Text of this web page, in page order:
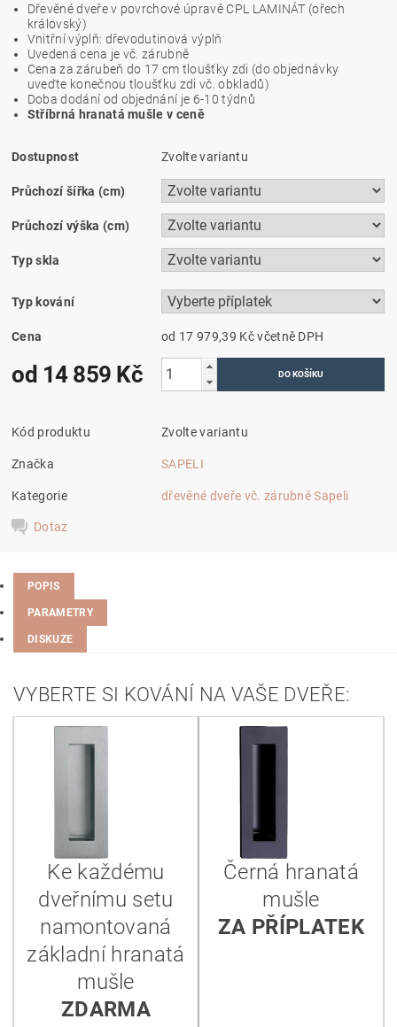
Dřevěné dveře v povrchové úpravě CPL LAMINÁT (ořech
královský)
Vnitřní výplň: dřevodutinová výplň
Uvedená cena je vč. zárubně
Cena za zárubeň do 17 cm tloušťky zdi (do objednávky
uveďte konečnou tloušťku zdi vč. obkladů)
Doba dodání od objednání je 6-10 týdnů
Stříbrná hranatá mušle v ceně
Dostupnost Zvolte variantu
Průchozí šířka (cm)
Průchozí výška (cm)
Typ skla
Typ kování
Cena od 17 979,39 Kčvčetně DPH
od 14 859 Kč
Kód produktu Zvolte variantu
Značka SAPELI
Kategorie dřevěné dveře vč. zárubně Sapeli
Dotaz
POPIS
PARAMETRY
DISKUZE
VYBERTE SI KOVÁNÍ NA VAŠE DVEŘE:
Ke každému
dveřnímu setu
namontovaná
základní hranatá
mušle
ZDARMA
Černá hranatá
mušle
ZA PŘÍPLATEK